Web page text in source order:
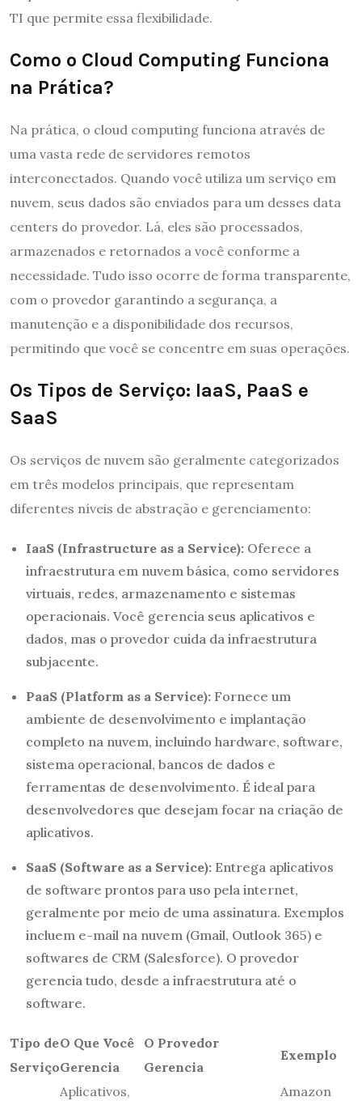
TI que permite essa flexibilidade.
Como o Cloud Computing Funciona
na Prática?
Na prática, o cloud computing funciona através de
uma vasta rede de servidores remotos
interconectados. Quando você utiliza um serviço em
nuvem, seus dados são enviados para um desses data
centers do provedor. Lá, eles são processados,
armazenados e retornados a você conforme a
necessidade. Tudo isso ocorre de forma transparente,
com o provedor garantindo a segurança, a
manutenção e a disponibilidade dos recursos,
permitindo que você se concentre em suas operações.
Os Tipos de Serviço: IaaS, PaaS e
SaaS
Os serviços de nuvem são geralmente categorizados
em três modelos principais, que representam
diferentes níveis de abstração e gerenciamento:
IaaS (Infrastructure as a Service): Oferece a
infraestrutura em nuvem básica, como servidores
virtuais, redes, armazenamento e sistemas
operacionais. Você gerencia seus aplicativos e
dados, mas o provedor cuida da infraestrutura
subjacente.
PaaS (Platform as a Service): Fornece um
ambiente de desenvolvimento e implantação
completo na nuvem, incluindo hardware, software,
sistema operacional, bancos de dados e
ferramentas de desenvolvimento. É ideal para
desenvolvedores que desejam focar na criação de
aplicativos.
SaaS (Software as a Service): Entrega aplicativos
de software prontos para uso pela internet,
geralmente por meio de uma assinatura. Exemplos
incluem e-mail na nuvem (Gmail, Outlook 365) e
softwares de CRM (Salesforce). O provedor
gerencia tudo, desde a infraestrutura até o
software.
Tipo de
Serviço
O Que Você
Gerencia
O Provedor
Gerencia
Exemplo
Aplicativos,
Amazon